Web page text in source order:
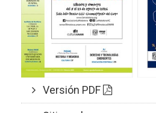
Versión PDF